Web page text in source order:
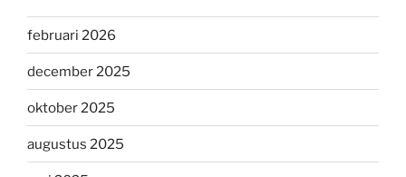
februari 2026
december 2025
oktober 2025
augustus 2025